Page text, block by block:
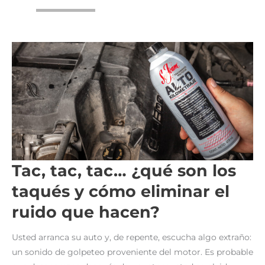
Tac, tac, tac… ¿qué son los
taqués y cómo eliminar el
ruido que hacen?
Usted arranca su auto y, de repente, escucha algo extraño:
un sonido de golpeteo proveniente del motor. Es probable